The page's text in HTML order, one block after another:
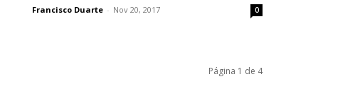
Francisco Duarte - Nov 20, 2017 0
Página 1 de 4